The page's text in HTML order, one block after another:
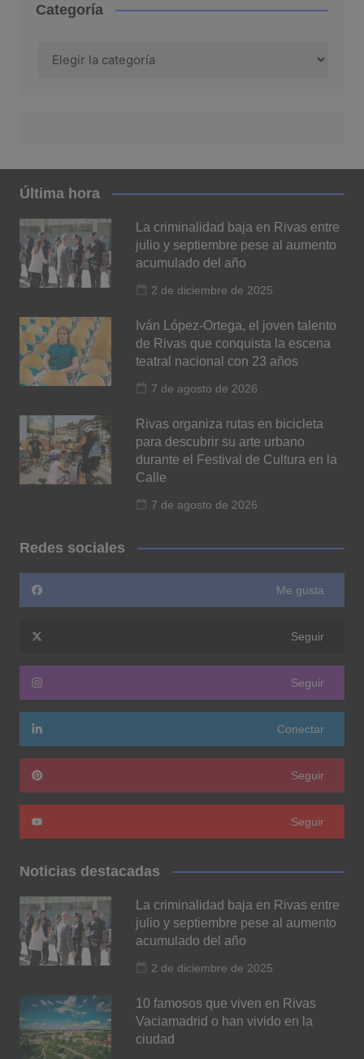
Categoría
Última hora
La criminalidad baja en Rivas entre
julio y septiembre pese al aumento
acumulado del año
2 de diciembre de 2025
Iván López-Ortega, el joven talento
de Rivas que conquista la escena
teatral nacional con 23 años
7 de agosto de 2026
Rivas organiza rutas en bicicleta
para descubrir su arte urbano
durante el Festival de Cultura en la
Calle
7 de agosto de 2026
Redes sociales
Me gusta
Seguir
Seguir
Conectar
Seguir
Seguir
Noticias destacadas
La criminalidad baja en Rivas entre
julio y septiembre pese al aumento
acumulado del año
2 de diciembre de 2025
10 famosos que viven en Rivas
Vaciamadrid o han vivido en la
ciudad